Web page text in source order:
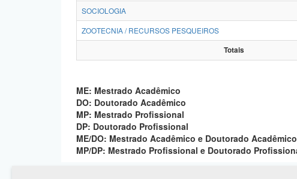
SOCIOLOGIA
ZOOTECNIA / RECURSOS PESQUEIROS
Totais
ME: Mestrado Acadêmico
DO: Doutorado Acadêmico
MP: Mestrado Profissional
DP: Doutorado Profissional
ME/DO: Mestrado Acadêmico e Doutorado Acadêmico
MP/DP: Mestrado Profissional e Doutorado